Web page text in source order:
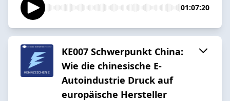
01:07:20
KE007 Schwerpunkt China:
Wie die chinesische E-
Autoindustrie Druck auf
europäische Hersteller